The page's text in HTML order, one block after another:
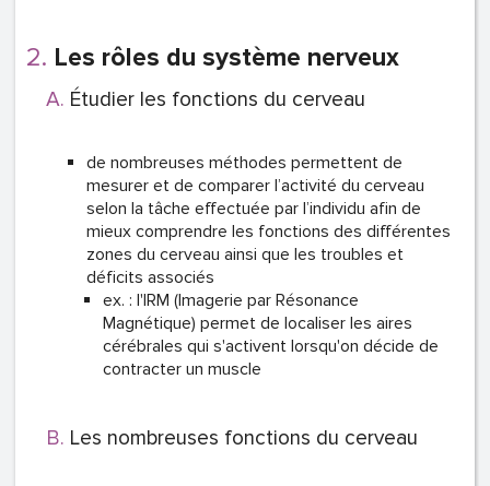
Les rôles du système nerveux
Étudier les fonctions du cerveau
de nombreuses méthodes permettent de
mesurer et de comparer l’activité du cerveau
selon la tâche effectuée par l’individu afin de
mieux comprendre les fonctions des différentes
zones du cerveau ainsi que les troubles et
déficits associés
ex. : l'IRM (Imagerie par Résonance
Magnétique) permet de localiser les aires
cérébrales qui s'activent lorsqu'on décide de
contracter un muscle
Les nombreuses fonctions du cerveau